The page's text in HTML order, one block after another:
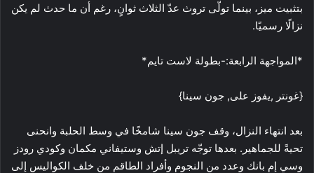
بتثبيت ميز، بينما تولّى تروث عدّ الثلاث ثوانٍ، رغم أن ما حدث لم يكن
نزالًا رسميًا.
*المواجهة الرابعة:-بطولة لاست تايم*
{غونتر ,يفوز على, جون سينا}
بعد انتهاء النزال، وقف جون سينا شامخًا في وسط الحلبة وانحنى
تحيةً للجماهير. بعدها توجّه تريبل إتش وستيفاني مكمان وكودي رودز
وسي إم بانك وعدد من النجوم وأفراد الطاقم من خلف الكواليس إلى